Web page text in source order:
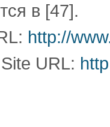
в [47].
http://
Site URL: